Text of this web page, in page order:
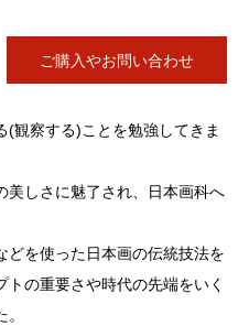
ご購入やお問い合わせ
観察する)ことを勉強してきま
美しさに魅了され、日本画科へ
どを使った日本画の伝統技法を
の重要さや時代の先端をいく